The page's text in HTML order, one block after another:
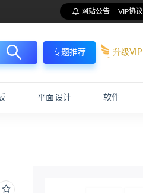
网站公告 VIP协议
专题推荐 升级VIP
平面设计 软件